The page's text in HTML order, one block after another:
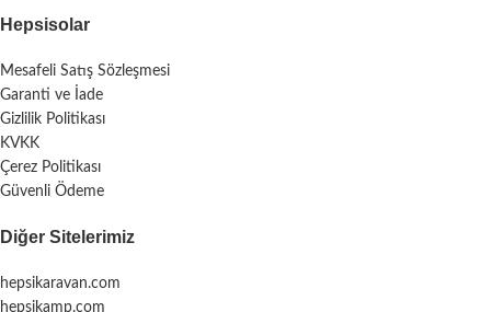
Hepsisolar
Mesafeli Satış Sözleşmesi
Garanti ve İade
Gizlilik Politikası
KVKK
Çerez Politikası
Güvenli Ödeme
Diğer Sitelerimiz
hepsikaravan.com
hepsikamp.com